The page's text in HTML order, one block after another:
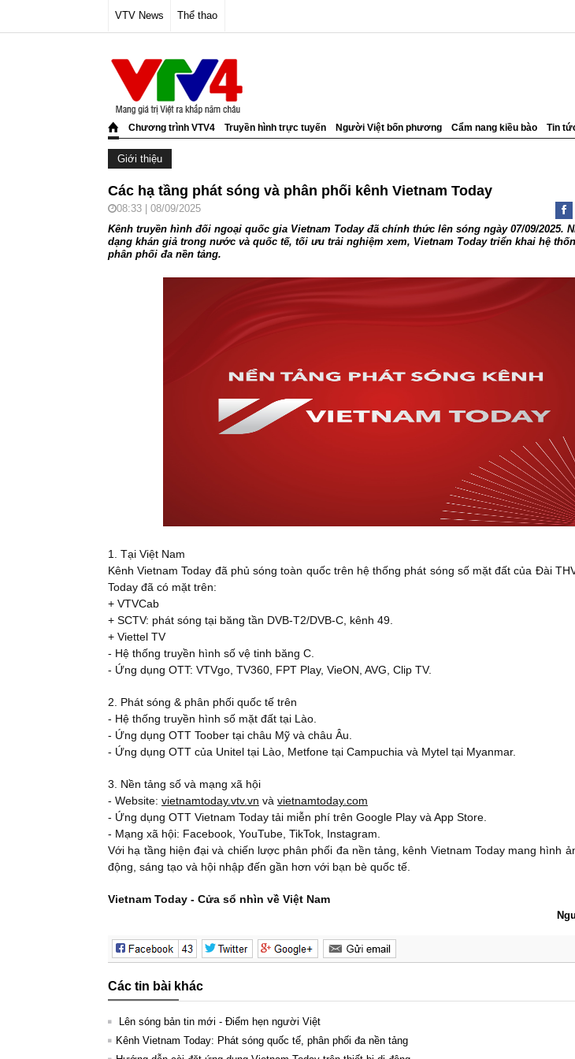
VTV News Thể thao
Chương trình VTV4 Truyền hình trực tuyến Người Việt bốn phương Cẩm nang kiều bào Tin
Giới thiệu
Các hạ tầng phát sóng và phân phối kênh Vietnam Today
08:33 | 08/09/2025
Kênh truyền hình đối ngoại quốc gia Vietnam Today đã chính thức lên sóng ngày 07/09/2025.
dạng khán giả trong nước và quốc tế, tối ưu trải nghiệm xem, Vietnam Today triển khai hệ
phân phối đa nền tảng.
1. Tại Việt Nam
Kênh Vietnam Today đã phủ sóng toàn quốc trên hệ thống phát sóng số mặt đất của Đài
Today đã có mặt trên:
+ VTVCab
+ SCTV: phát sóng tại băng tần DVB-T2/DVB-C, kênh 49.
+ Viettel TV
- Hệ thống truyền hình số vệ tinh băng C.
- Ứng dụng OTT: VTVgo, TV360, FPT Play, VieON, AVG, Clip TV.
2. Phát sóng & phân phối quốc tế trên
- Hệ thống truyền hình số mặt đất tại Lào.
- Ứng dụng OTT Toober tại châu Mỹ và châu Âu.
- Ứng dụng OTT của Unitel tại Lào, Metfone tại Campuchia và Mytel tại Myanmar.
3. Nền tảng số và mạng xã hội
- Website: vietnamtoday.vtv.vn và vietnamtoday.com
- Ứng dụng OTT Vietnam Today tải miễn phí trên Google Play và App Store.
- Mạng xã hội: Facebook, YouTube, TikTok, Instagram.
Với hạ tầng hiện đại và chiến lược phân phối đa nền tảng, kênh Vietnam Today mang hình
động, sáng tạo và hội nhập đến gần hơn với bạn bè quốc tế.
Vietnam Today - Cửa sổ nhìn về Việt Nam
Các tin bài khác
Lên sóng bản tin mới - Điểm hẹn người Việt
Kênh Vietnam Today: Phát sóng quốc tế, phân phối đa nền tảng